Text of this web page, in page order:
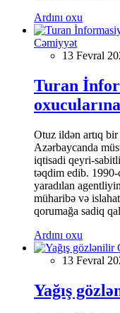
Ardını oxu
Cəmiyyət
13 Fevral
Turan
Otuz ildən artıq
Azərbaycanda
iqtisadi qeyri-
təqdim edib. 1990-
yaradılan
müharibə və
qorumağa sadiq
Ardını oxu
13 Fevral
Yağış